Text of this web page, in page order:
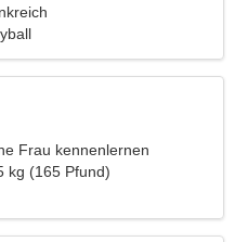
Frau kennenlernen
kg (165 Pfund)